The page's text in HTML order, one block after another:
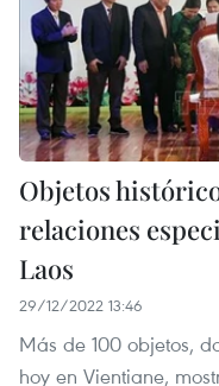
Objetos
relaciones
Laos
29/12/2022 13:46
Más de 100 objetos,
hoy en Vientiane,